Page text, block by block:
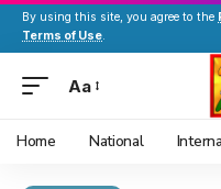
By using this site, you agree to the
Terms of Use.
Aa
Home National